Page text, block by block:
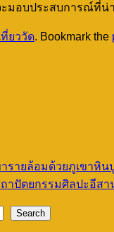
มอบประสบการณ์ที่น่
ที่ยววัด. Bookmark the
รายล้อมด้วยภูเขาหิ
าปัตยกรรมศิลปะอีส
Search